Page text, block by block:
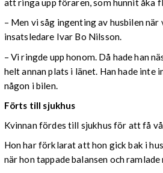
att ringa upp föraren, som hunnit åka
– Men vi såg ingenting av husbilen när
insatsledare Ivar Bo Nilsson.
– Vi ringde upp honom. Då hade han
helt annan plats i länet. Han hade inte
någon i bilen.
Förts till sjukhus
Kvinnan fördes till sjukhus för att få
Hon har förklarat att hon gick bak i
när hon tappade balansen och